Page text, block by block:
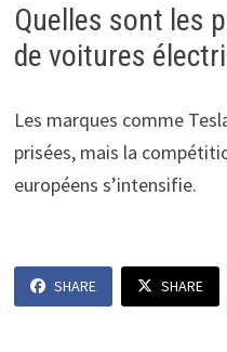
Quelles sont les
de voitures
Les marques comme
prisées, mais la
européens s’intensifie.
SHARE SHARE